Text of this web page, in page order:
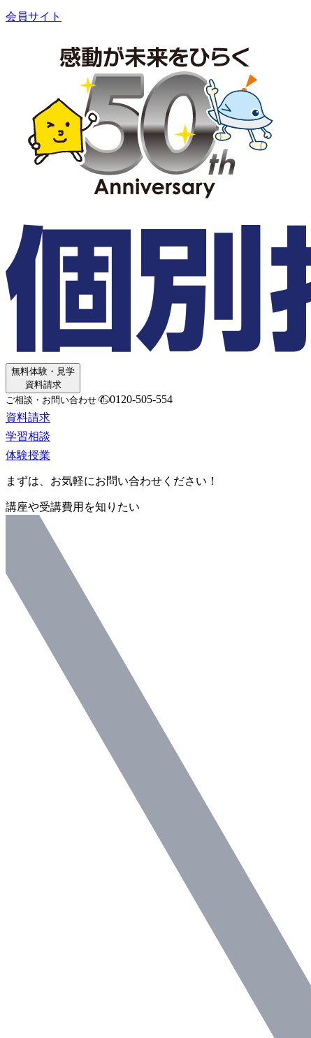
会員サイト
無料体験・見学
資料請求
ご相談・お問い合わせ
0120-505-554
資料請求
学習相談
体験授業
まずは、お気軽にお問い合わせください！
講座や受講費用を知りたい